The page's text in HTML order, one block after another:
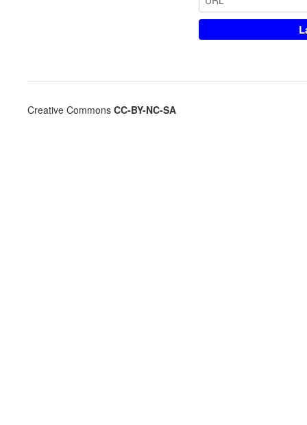
Creative Commons CC-BY-NC-SA